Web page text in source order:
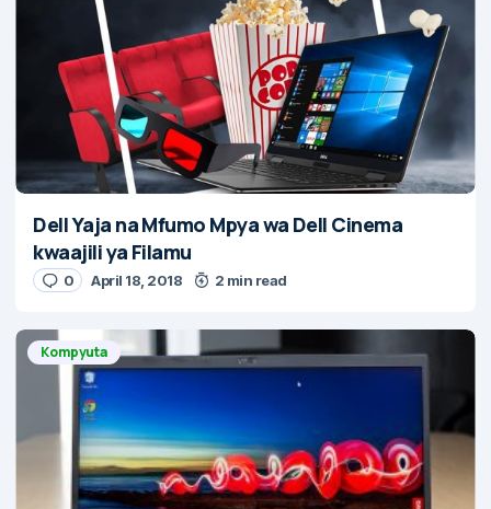
Dell Yaja na Mfumo Mpya wa Dell Cinema
kwaajili ya Filamu
0 April 18, 2018 2 min read
Kompyuta